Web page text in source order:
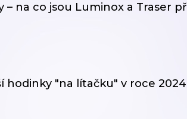
– na co jsou Luminox a Traser
hodinky "na lítačku" v roce 2024